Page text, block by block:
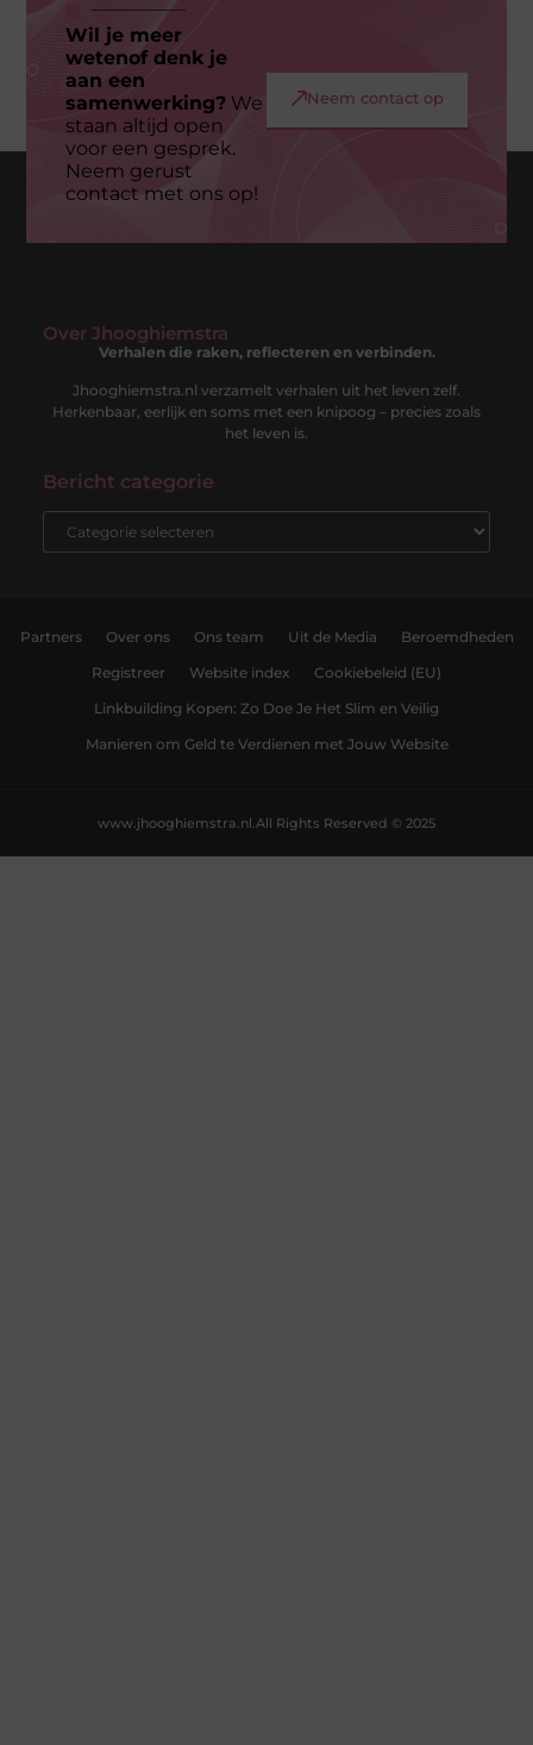
Wil je meer
wetenof denk je
aan een
samenwerking?We
staan altijd open
voor een gesprek.
Neem gerust
contact met ons op!
Neem contact op
Over Jhooghiemstra
Verhalen die raken, reflecteren en verbinden.
Jhooghiemstra.nl verzamelt verhalen uit het leven zelf.
Herkenbaar, eerlijk en soms met een knipoog – precies zoals
het leven is.
Bericht categorie
Partners Over ons Ons team Uit de Media Beroemdheden
Registreer Website index Cookiebeleid (EU)
Linkbuilding Kopen: Zo Doe Je Het Slim en Veilig
Manieren om Geld te Verdienen met Jouw Website
All Rights Reserved © 2025
www.jhooghiemstra.nl.